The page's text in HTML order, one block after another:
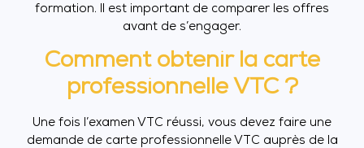
formation. Il est important de comparer les offres
avant de s’engager.
Comment obtenir la carte
professionnelle VTC ?
Une fois l’examen VTC réussi, vous devez faire une
demande de carte professionnelle VTC auprès de la